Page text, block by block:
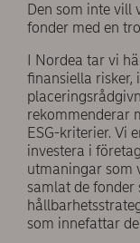
Den som inte vill
fonder med en
I Nordea tar vi
finansiella risker,
rekommenderar
ESG-kriterier. Vi
investera i
utmaningar som
samlat de fonder
som innefattar